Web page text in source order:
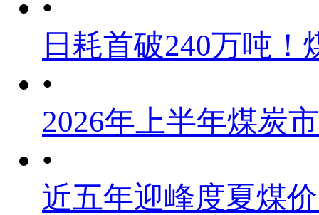
•
日耗首破240万吨！
•
2026年上半年煤炭
•
近五年迎峰度夏煤